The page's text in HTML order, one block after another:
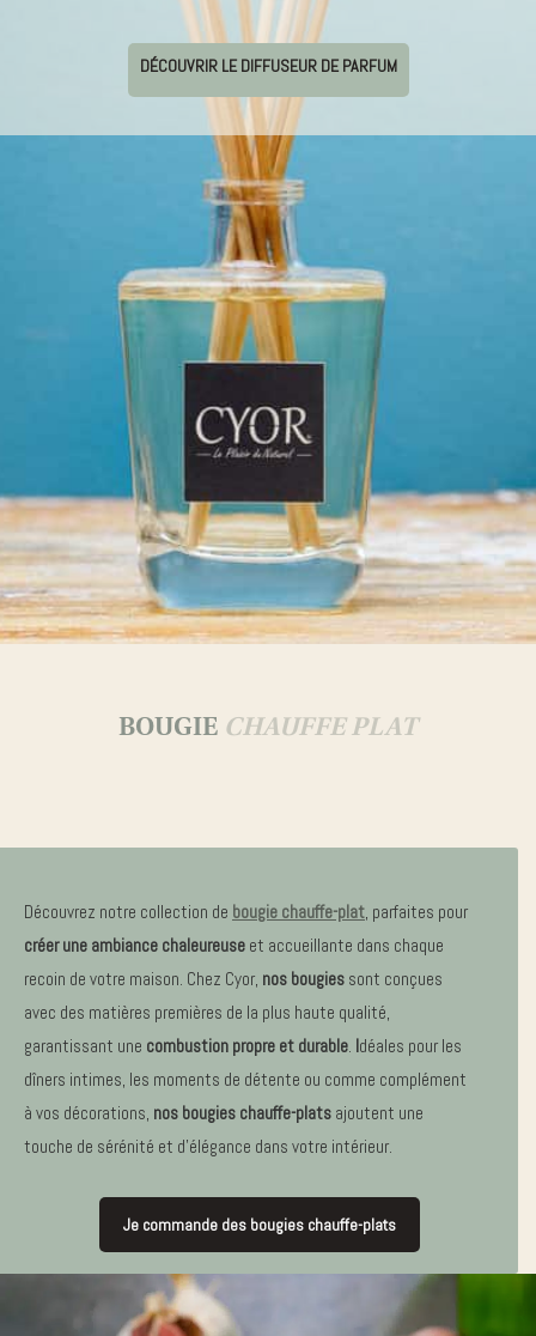
DÉCOUVRIR LE DIFFUSEUR DE PARFUM
BOUGIE CHAUFFE PLAT
Découvrez notre collection de bougie chauffe-plat, parfaites pour
créer une ambiance chaleureuse et accueillante dans chaque
recoin de votre maison. Chez Cyor, nos bougies sont conçues
avec des matières premières de la plus haute qualité,
garantissant une combustion propre et durable. Idéales pour les
dîners intimes, les moments de détente ou comme complément
à vos décorations, nos bougies chauffe-plats ajoutent une
touche de sérénité et d’élégance dans votre intérieur.
Je commande des bougies chauffe-plats